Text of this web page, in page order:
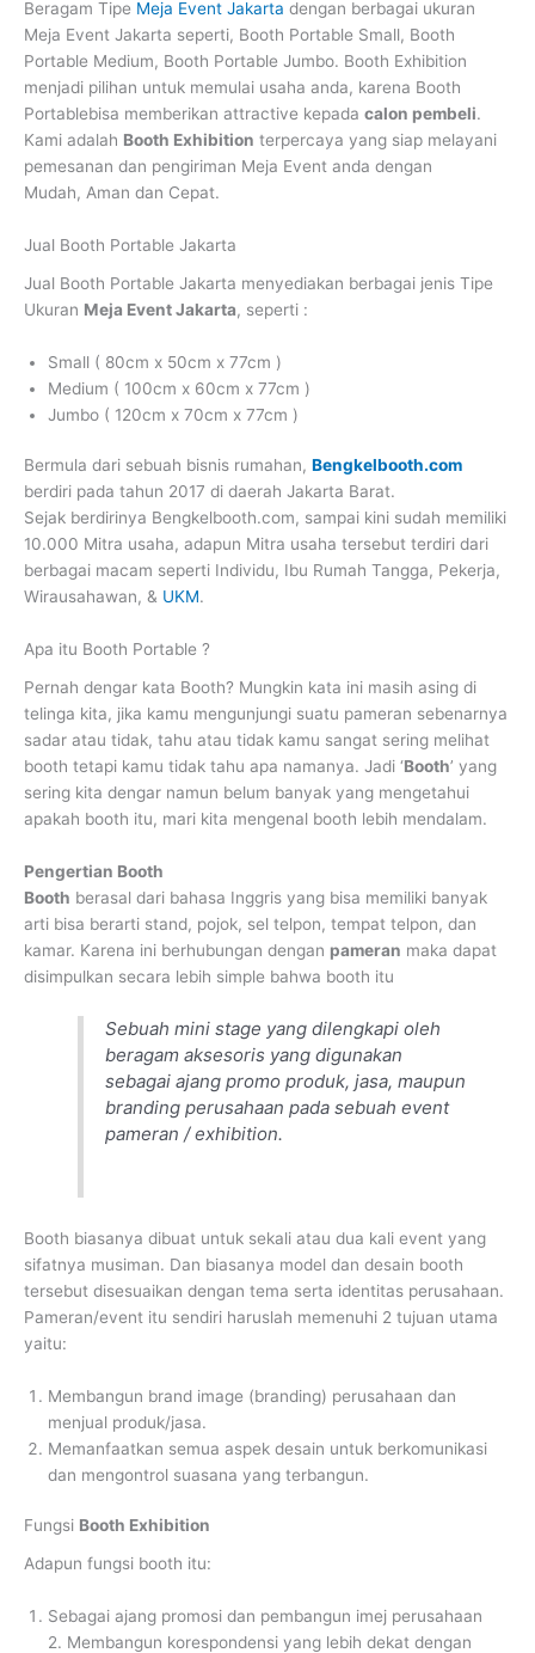
Beragam Tipe Meja Event Jakarta dengan berbagai ukuran
Meja Event Jakarta seperti, Booth Portable Small, Booth
Portable Medium, Booth Portable Jumbo. Booth Exhibition
menjadi pilihan untuk memulai usaha anda, karena Booth
Portablebisa memberikan attractive kepada calon pembeli.
Kami adalah Booth Exhibition terpercaya yang siap melayani
pemesanan dan pengiriman Meja Event anda dengan
Mudah, Aman dan Cepat.
Jual Booth Portable Jakarta
Jual Booth Portable Jakarta menyediakan berbagai jenis Tipe
Ukuran Meja Event Jakarta, seperti :
Small ( 80cm x 50cm x 77cm )
Medium ( 100cm x 60cm x 77cm )
Jumbo ( 120cm x 70cm x 77cm )
Bermula dari sebuah bisnis rumahan, Bengkelbooth.com
berdiri pada tahun 2017 di daerah Jakarta Barat.
Sejak berdirinya Bengkelbooth.com, sampai kini sudah memiliki
10.000 Mitra usaha, adapun Mitra usaha tersebut terdiri dari
berbagai macam seperti Individu, Ibu Rumah Tangga, Pekerja,
Wirausahawan, & UKM.
Apa itu Booth Portable ?
Pernah dengar kata Booth? Mungkin kata ini masih asing di
telinga kita, jika kamu mengunjungi suatu pameran sebenarnya
sadar atau tidak, tahu atau tidak kamu sangat sering melihat
booth tetapi kamu tidak tahu apa namanya. Jadi ‘Booth’ yang
sering kita dengar namun belum banyak yang mengetahui
apakah booth itu, mari kita mengenal booth lebih mendalam.
Pengertian Booth
Booth berasal dari bahasa Inggris yang bisa memiliki banyak
arti bisa berarti stand, pojok, sel telpon, tempat telpon, dan
kamar. Karena ini berhubungan dengan pameran maka dapat
disimpulkan secara lebih simple bahwa booth itu
Sebuah mini stage yang dilengkapi oleh
beragam aksesoris yang digunakan
sebagai ajang promo produk, jasa, maupun
branding perusahaan pada sebuah event
pameran / exhibition.
Booth biasanya dibuat untuk sekali atau dua kali event yang
sifatnya musiman. Dan biasanya model dan desain booth
tersebut disesuaikan dengan tema serta identitas perusahaan.
Pameran/event itu sendiri haruslah memenuhi 2 tujuan utama
yaitu:
Membangun brand image (branding) perusahaan dan
menjual produk/jasa.
Memanfaatkan semua aspek desain untuk berkomunikasi
dan mengontrol suasana yang terbangun.
Fungsi Booth Exhibition
Adapun fungsi booth itu:
Sebagai ajang promosi dan pembangun imej perusahaan
2. Membangun korespondensi yang lebih dekat dengan